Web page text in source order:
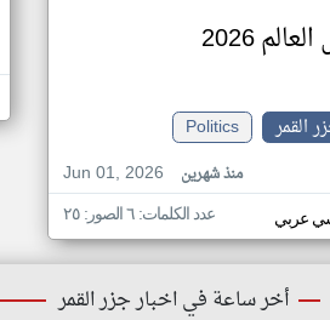
2026
القمر
Politics
Jun 01, 2026
منذ شهرين
عربي عدد الكلمات: ٦ الصور: ٢٥
أخر ساعة في اخبار جزر القمر